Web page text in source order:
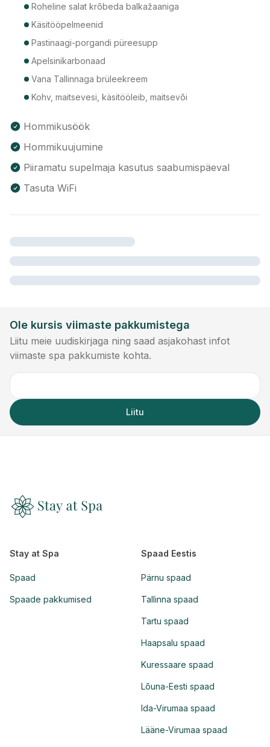
Roheline salat krõbeda balkažaaniga
Käsitööpelmeenid
Pastinaagi-porgandi püreesupp
Apelsinikarbonaad
Vana Tallinnaga brüleekreem
Kohv, maitsevesi, käsitööleib, maitsevõi
Hommikusöök
Hommikuujumine
Piiramatu supelmaja kasutus saabumispäeval
Tasuta WiFi
Ole kursis viimaste pakkumistega
Liitu meie uudiskirjaga ning saad asjakohast infot
viimaste spa pakkumiste kohta.
Liitu
Stay at Spa
Spaad
Spaade pakkumised
Spaad Eestis
Pärnu spaad
Tallinna spaad
Tartu spaad
Haapsalu spaad
Kuressaare spaad
Lõuna-Eesti spaad
Ida-Virumaa spaad
Lääne-Virumaa spaad